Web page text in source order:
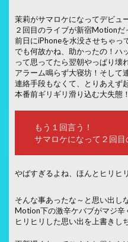
茉莉がサマロケになってデビュ
２回目のライブが新宿Motionだ
前日にiPhoneを水没させちゃっ
でも何故かね、助かったの！ハ
って思ってたら翌朝やっぱり壊
アラーム鳴らず大寝坊！そして
連絡手段もなくて、とりあえず
本番前ギリギリ滑り込む大失態！
もう１回言う！
サマロケになって２回目
やばすぎるよね、ほんとヒリヒ
そんな事あったな～と思い出し
Motion下の激辛ケバブがマジ辛
ヒリヒリした思い出を上書きし